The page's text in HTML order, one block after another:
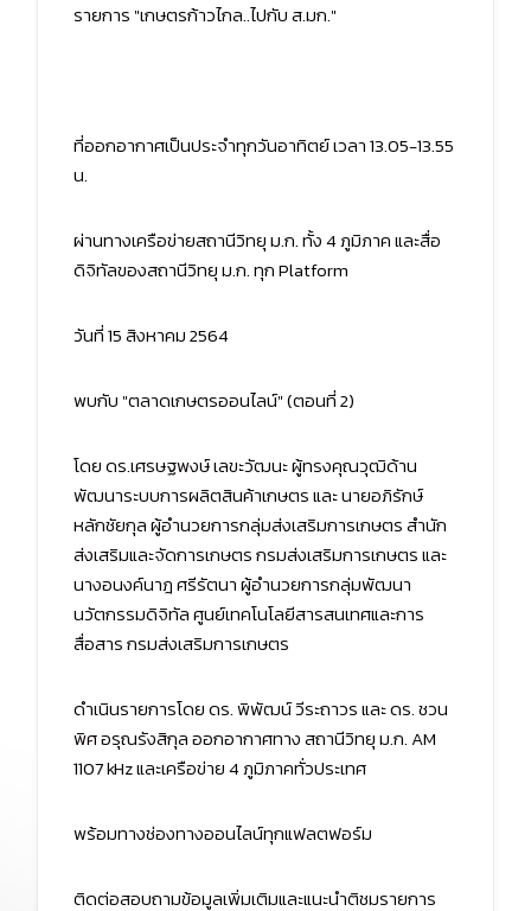
รายการ "เกษตรก้าวไกล..ไปกับ ส.มก."
ที่ออกอากาศเป็นประจำทุกวันอาทิตย์ เวลา 13.05-13.55
น.
ผ่านทางเครือข่ายสถานีวิทยุ ม.ก. ทั้ง 4 ภูมิภาค และสื่อ
ดิจิทัลของสถานีวิทยุ ม.ก. ทุก Platform
วันที่ 15 สิงหาคม 2564
พบกับ "ตลาดเกษตรออนไลน์" (ตอนที่ 2)
โดย ดร.เศรษฐพงษ์ เลขะวัฒนะ ผู้ทรงคุณวุฒิด้าน
พัฒนาระบบการผลิตสินค้าเกษตร และ นายอภิรักษ์
หลักชัยกุล ผู้อำนวยการกลุ่มส่งเสริมการเกษตร สำนัก
ส่งเสริมและจัดการเกษตร กรมส่งเสริมการเกษตร และ
นางอนงค์นาฎ ศรีรัตนา ผู้อำนวยการกลุ่มพัฒนา
นวัตกรรมดิจิทัล ศูนย์เทคโนโลยีสารสนเทศและการ
สื่อสาร กรมส่งเสริมการเกษตร
ดำเนินรายการโดย ดร. พิพัฒน์ วีระถาวร และ ดร. ชวน
พิศ อรุณรังสิกุล ออกอากาศทาง สถานีวิทยุ ม.ก. AM
1107 kHz และเครือข่าย 4 ภูมิภาคทั่วประเทศ
พร้อมทางช่องทางออนไลน์ทุกแฟลตฟอร์ม
ติดต่อสอบถามข้อมูลเพิ่มเติมและแนะนำติชมรายการ